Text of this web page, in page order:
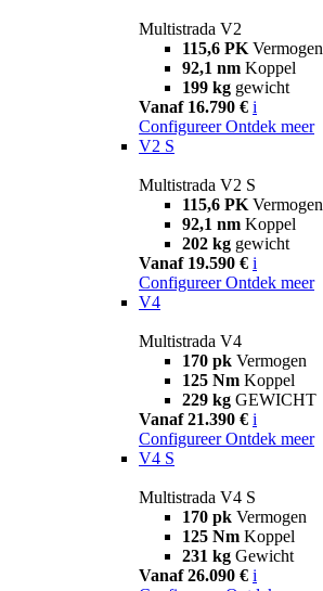
Multistrada V2
115,6 PK Vermogen
92,1 nm Koppel
199 kg gewicht
Vanaf 16.790 € i
Configureer Ontdek meer
V2 S
Multistrada V2 S
115,6 PK Vermogen
92,1 nm Koppel
202 kg gewicht
Vanaf 19.590 € i
Configureer Ontdek meer
V4
Multistrada V4
170 pk Vermogen
125 Nm Koppel
229 kg GEWICHT
Vanaf 21.390 € i
Configureer Ontdek meer
V4 S
Multistrada V4 S
170 pk Vermogen
125 Nm Koppel
231 kg Gewicht
Vanaf 26.090 € i